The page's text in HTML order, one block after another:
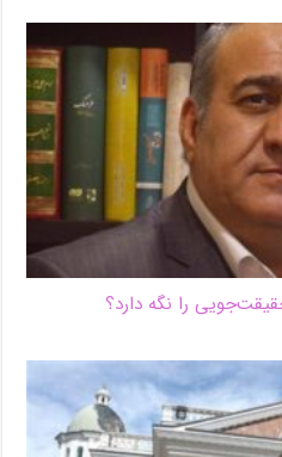
را نگه دارد؟